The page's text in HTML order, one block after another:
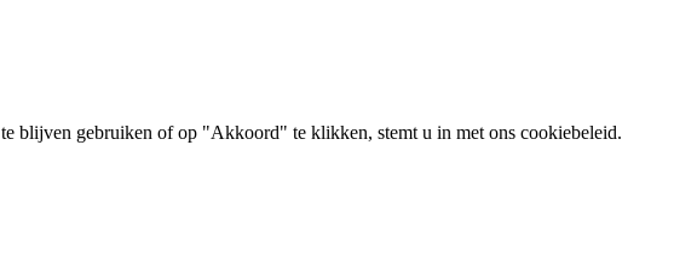
blijven gebruiken of op "Akkoord" te klikken, stemt u in met ons cookiebeleid.